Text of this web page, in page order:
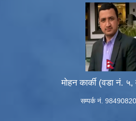
मोहन कार्की (वडा नं. ५,
सम्पर्क नं.